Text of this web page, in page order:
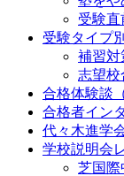
受験
受験タイプ
補習対
志望校
合格体験談
合格者イン
代々木進学
学校説明会
芝国